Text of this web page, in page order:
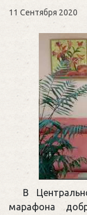
11 Сентября 2020
В
марафона